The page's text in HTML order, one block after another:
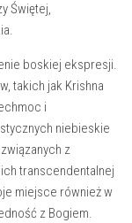
‍Świętej,​
boskiej ekspresji.
takich jak Krishna
‍i
niebieskie
z
transcendentalnej
miejsce również w‌
z ‍Bogiem.